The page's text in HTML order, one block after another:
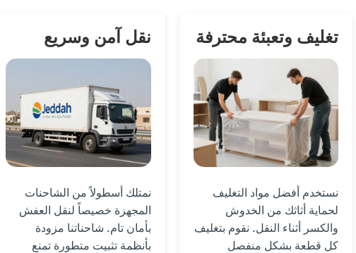
تغليف وتعبئة محترفة
نستخدم أفضل مواد التغليف
لحماية أثاثك من الخدوش
والكسر أثناء النقل. نقوم بتغليف
كل قطعة بشكل منفصل
نقل آمن وسريع
نمتلك أسطولاً من الشاحنات
المجهزة خصيصاً لنقل العفش
بأمان تام. شاحناتنا مزودة
بأنظمة تثبيت متطورة تمنع